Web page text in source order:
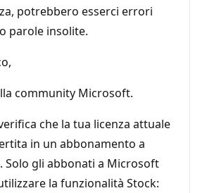
potrebbero esserci errori
parole insolite.
community Microsoft.
che la tua licenza attuale
in un abbonamento a
Solo gli abbonati a Microsoft
la funzionalità Stock: